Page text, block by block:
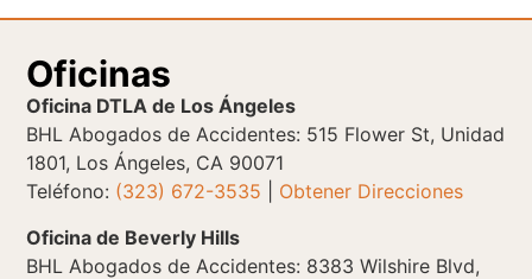
Oficinas
Oficina DTLA de Los Ángeles
BHL Abogados de Accidentes: 515 Flower St, Unidad
1801, Los Ángeles, CA 90071
Teléfono: (323) 672-3535
Obtener Direcciones
Oficina de Beverly Hills
BHL Abogados de Accidentes: 8383 Wilshire Blvd,